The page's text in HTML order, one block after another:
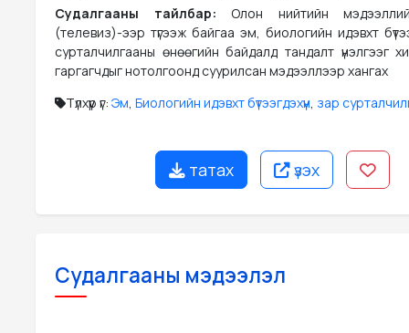
Судалгааны тайлбар: Олон нийтийн
(телевиз)-ээр түгээж байгаа эм, биологийн идэвхт
сурталчилгааны өнөөгийн байдалд тандалт үнэлгээг
гаргагчдыг нотолгоонд суурилсан мэдээллээр хангах
Түлхүүр үг: Эм, Биологийн идэвхт бүтээгдэхүүн, зар
татах үзэх
Судалгааны мэдээлэл